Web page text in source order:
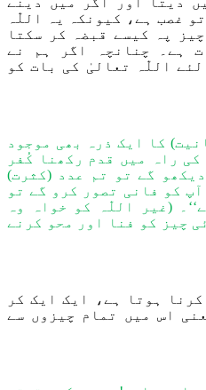
غصب ہے، کیونکہ
یہ اللّٰہ
پہ کیسے قبضہ کر سکتا
ہے۔
چنانچہ اگر ہ م نے
اللّٰہ
تعالیٰ کی بات کو
کا ایک ذرہ بھی موجود
کی راہ میں قدم رکھنا کُفر
گے تو تم عدد (کثرت)
کو فانی تصور کرو گے تو
(غیر
اللّٰہ
کو خواہ وہ
چیز کو فنا اور محو کرنے
ہوتا ہے، ایک ایک کر
اس میں تمام چیزوں سے